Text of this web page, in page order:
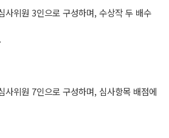
사위원 3인으로 구성하며, 수상작 두 배수
사위원 7인으로 구성하며, 심사항목 배점에